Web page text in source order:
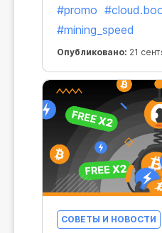
Cloud.Boost X2 и
доход.
#promo
#mining_speed
Опубликовано: 21
СОВЕТЫ И НОВОСТИ